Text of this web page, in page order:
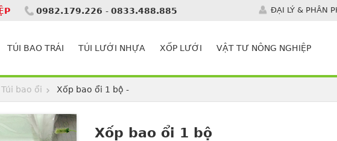
0982.179.226 - 0833.488.885 ĐẠI LÝ & PHÂN
TÚI BAO TRÁI TÚI LƯỚI NHỰA XỐP LƯỚI VẬT TƯ NÔNG NGHIỆP
Túi bao ổi Xốp bao ổi 1 bộ -
Xốp bao ổi 1 bộ